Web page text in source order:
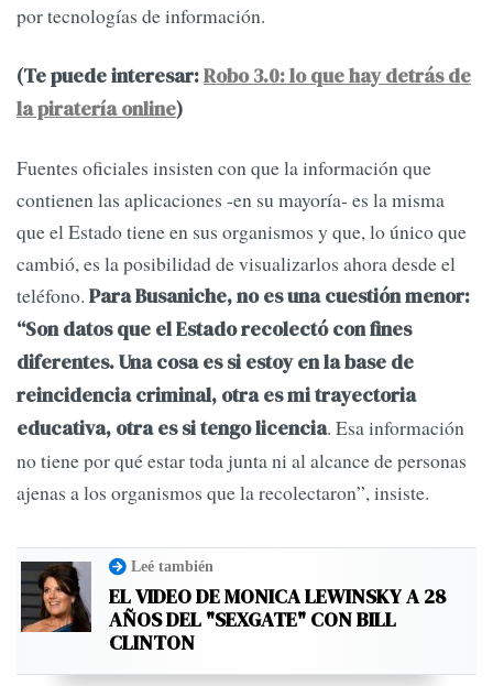
por tecnologías de información.
(Te puede interesar:Robo 3.0: lo que hay detrás de
la piratería online)
Fuentes oficiales insisten con que la información que
contienen las aplicaciones -en su mayoría- es la misma
que el Estado tiene en sus organismos y que, lo único que
cambió, es la posibilidad de visualizarlos ahora desde el
teléfono. Para Busaniche, no es una cuestión menor:
“Son datos que el Estado recolectó con fines
diferentes. Una cosa es si estoy en la base de
reincidencia criminal, otra es mi trayectoria
educativa, otra es si tengo licencia. Esa información
no tiene por qué estar toda junta ni al alcance de personas
ajenas a los organismos que la recolectaron”, insiste.
Leé también
EL VIDEO DE MONICA LEWINSKY A 28
AÑOS DEL "SEXGATE" CON BILL
CLINTON